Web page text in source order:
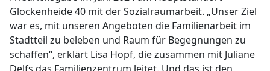
Glockenheide 40 mit der Sozialraumarbeit. „Unser Ziel
war es, mit unseren Angeboten die Familienarbeit im
Stadtteil zu beleben und Raum für Begegnungen zu
schaffen“, erklärt Lisa Hopf, die zusammen mit Juliane